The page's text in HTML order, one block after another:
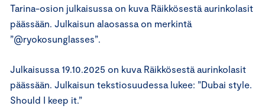
Tarina-osion julkaisussa on kuva Räikkösestä aurinkolasit
päässään. Julkaisun alaosassa on merkintä
”@ryokosunglasses”.
Julkaisussa 19.10.2025 on kuva Räikkösestä aurinkolasit
päässään. Julkaisun tekstiosuudessa lukee: ”Dubai style.
Should I keep it.”